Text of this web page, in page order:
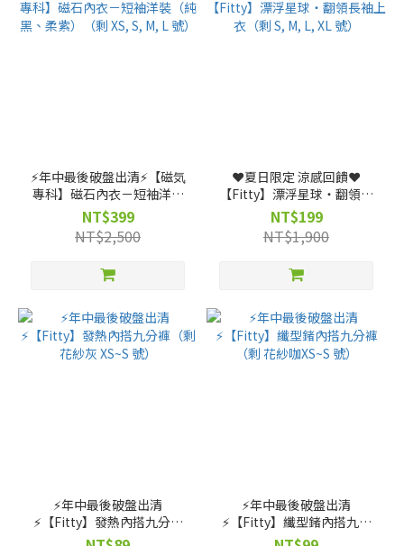
⚡️年中最後破盤出清⚡️【磁気
專科】磁石內衣－短袖洋裝
（純黑、柔紫）（剩 XS, S,
M, L 號）
NT$399
NT$2,500
❤️夏日限定 涼感回饋❤️
【Fitty】漂浮星球・翻領長
袖上衣（剩 S, M, L, XL 號）
NT$199
NT$1,900
⚡️年中最後破盤出清
⚡️【Fitty】發熱內搭九分褲
（剩 花紗灰 XS~S 號）
⚡️年中最後破盤出清
⚡️【Fitty】纖型鍺內搭九分
褲（剩 花紗咖XS~S 號）